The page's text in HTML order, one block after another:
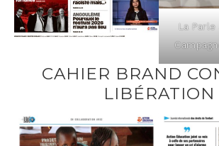
La
CAHIER BRAND
LIBÉRATION